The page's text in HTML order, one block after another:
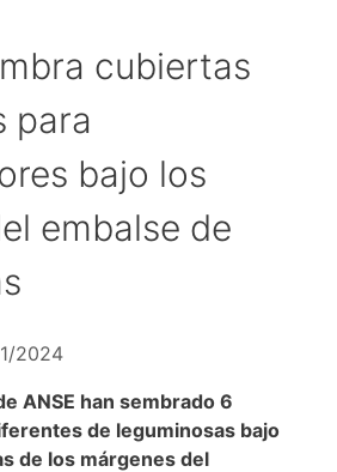
cubiertas
para
bajo los
embalse de
2024
ANSE han sembrado 6
de leguminosas bajo
de los márgenes del